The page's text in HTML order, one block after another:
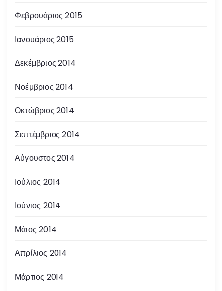
Φεβρουάριος 2015
Ιανουάριος 2015
Δεκέμβριος 2014
Νοέμβριος 2014
Οκτώβριος 2014
Σεπτέμβριος 2014
Αύγουστος 2014
Ιούλιος 2014
Ιούνιος 2014
Μάιος 2014
Απρίλιος 2014
Μάρτιος 2014